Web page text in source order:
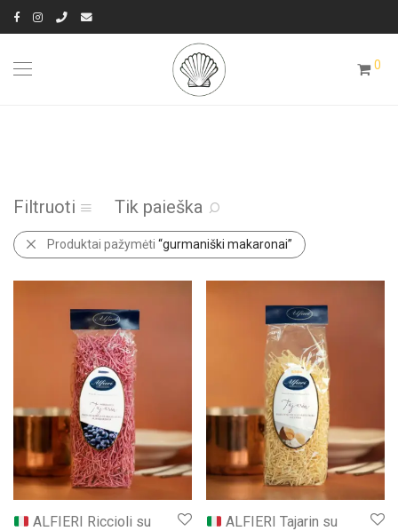
0
Filtruoti Tik paieška
Produktai pažymėti “gurmaniški makaronai”
ALFIERI Riccioli su
ALFIERI Tajarin su